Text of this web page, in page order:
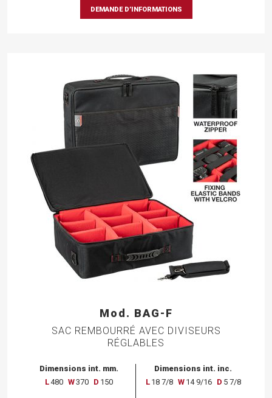
DEMANDE D’INFORMATIONS
Mod. BAG-F
SAC REMBOURRÉ AVEC DIVISEURS
RÉGLABLES
Dimensions int. mm.
L480 W370 D 150
Dimensions int. inc.
L 18 7/8 W 14 9/16 D 5 7/8